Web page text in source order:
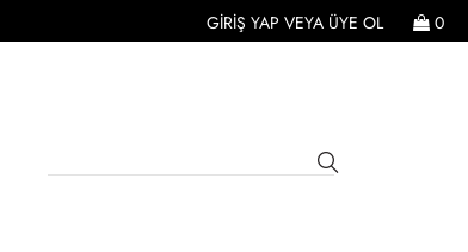
0
GIRIŞ YAP VEYA ÜYE OL